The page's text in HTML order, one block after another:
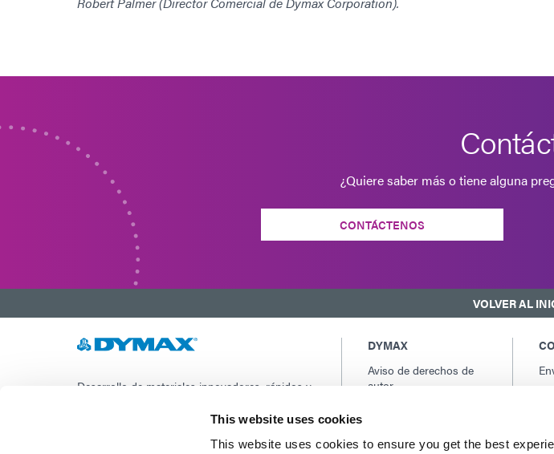
This website uses cookies
This website uses cookies to ensure you get the best
¿Quiere saber más o tiene alguna
CONTÁCTENOS
VOLVER AL
Desarrollo de materiales innovadores, rápidos y
sistemas de curado con luz UV/LED para
DYMAX
Aviso de derechos de
autor
Términos y condiciones